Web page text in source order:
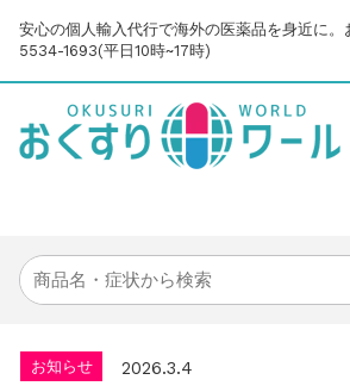
安心の個人輸入代行で海外の医薬品を身近に
5534-1693(平日10時~17時)
2025.8.24
問い合わせ停止期間のご案内...
お知らせ
2026.4.9
お知らせ
2026.3.4